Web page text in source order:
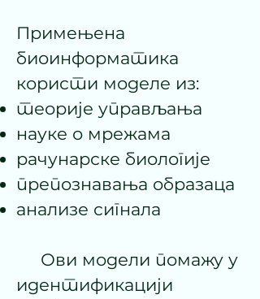
Примењена
биоинформатика
користи моделе из:
теорије управљања
науке о мрежама
рачунарске биологије
препознавања образаца
анализе сигнала
Ови модели помажу у
идентификацији